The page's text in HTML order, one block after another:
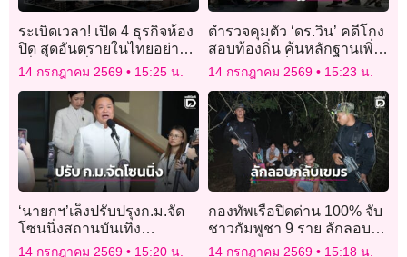
ระเบิดเวลา! เปิด 4 ธุรกิจห้อง
ปิด สุดอันตรายในไทยอย่า
เพิ่งคิดว่าเลี่ยงผับแล้วจะรอด!
14 กรกฎาคม 2569 15:25 น.
ตำรวจคุมตัว ‘ดร.วิน’ คดีโกง
สอบท้องถิ่น ค้นหลักฐานเพิ่ม
หลังให้การเป็นประโยชน์
14 กรกฎาคม 2569 15:23 น.
‘นายกฯ’เล็งปรับปรุงก.ม.จัด
โซนนิ่งสถานบันเทิง
สอดคล้องปัจจุบัน ยกนัก
14 กรกฎาคม 2569 15:20 น.
กองทัพเรือปิดด่าน 100% จับ
ชาวกัมพูชา 9 ราย ลักลอบ
กลับประเทศผ่านช่องทาง
14 กรกฎาคม 2569 15:18 น.